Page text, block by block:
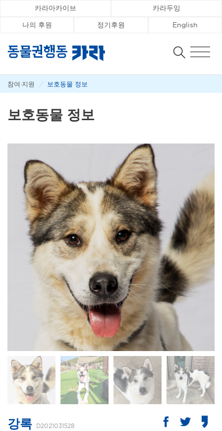
카라아카이브 카라두잉
나의 후원 정기후원 English
참여·지원 / 보호동물 정보
보호동물 정보
강록 D2021031528